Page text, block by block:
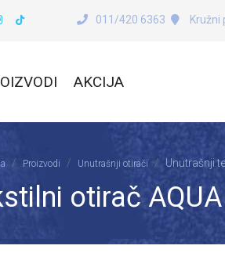
011/420 6363 Kružni
AKCIJA
Proizvodi Unutrašnji otirači Unutrašnji
otirač